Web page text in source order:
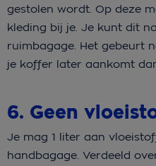
gestolen wordt. Op deze
kleding bij je. Je kunt dit
ruimbagage. Het gebeurt
je koffer later aankomt
6. Geen
Je mag 1 liter aan
handbagage. Verdeeld